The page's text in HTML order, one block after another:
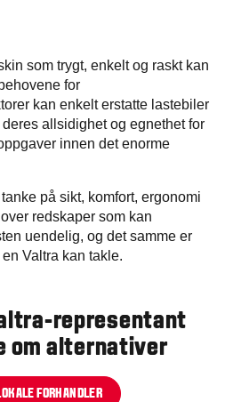
som trygt, enkelt og raskt kan
for
kan enkelt erstatte lastebiler
allsidighet og egnethet for
innen det enorme
på sikt, komfort, ergonomi
redskaper som kan
uendelig, og det samme er
Valtra kan takle.
representant
om alternativer
FORHANDLER